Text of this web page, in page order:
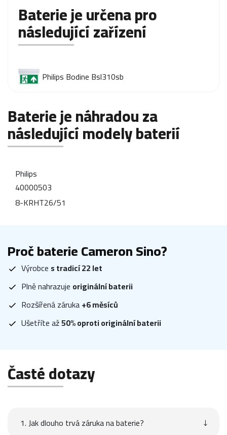
Baterie je určena pro
následující zařízení
Philips Bodine Bsl310sb
Baterie je náhradou za
následující modely baterií
Philips
40000503
8-KRHT26/51
Proč baterie Cameron Sino?
Výrobce s tradicí 22 let
Plně nahrazuje originální baterii
Rozšířená záruka+6 měsíců
Ušetříte až50% oproti originální baterii
Časté dotazy
1. Jak dlouho trvá záruka na baterie?